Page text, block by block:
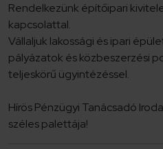
Rendelkezünk építőipari
kapcsolattal.
Vállaljuk lakossági és ipari
pályázatok és közbeszerzési
teljeskörű ügyintézéssel.
Hírös Pénzügyi Tanácsadó
széles palettája!